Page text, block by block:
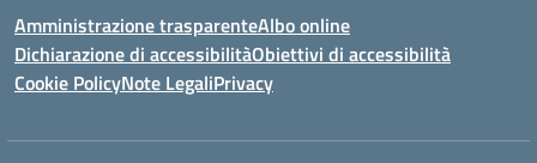
Amministrazione trasparenteAlbo online
Dichiarazione di accessibilitàObiettivi di accessibilità
Cookie PolicyNote LegaliPrivacy